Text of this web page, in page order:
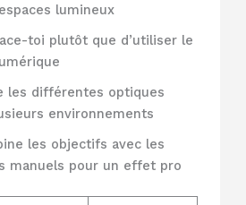
lumineux
toi plutôt que d’utiliser le
les différentes optiques
environnements
les objectifs avec les
manuels pour un effet pro